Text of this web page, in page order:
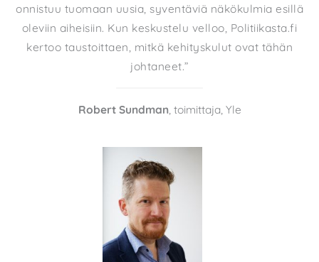
onnistuu tuomaan uusia, syventäviä näkökulmia esillä
oleviin aiheisiin. Kun keskustelu velloo, Politiikasta.fi
kertoo taustoittaen, mitkä kehityskulut ovat tähän
johtaneet.”
Robert Sundman, toimittaja, Yle